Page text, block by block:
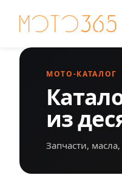
МОТО-КАТАЛОГ
из
Запчасти,